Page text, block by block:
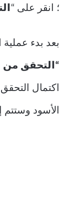
؛ انقر على “
بعد بدء
“التحقق من
الأسود وستتم